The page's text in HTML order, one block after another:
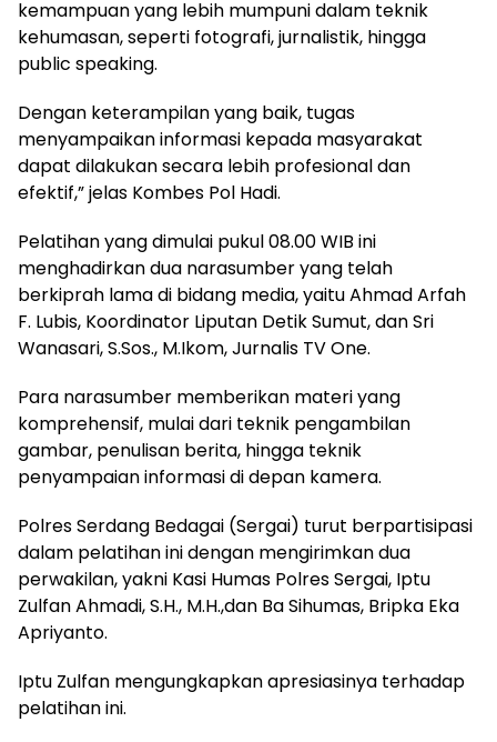
kemampuan yang lebih mumpuni dalam teknik
kehumasan, seperti fotografi, jurnalistik, hingga
public speaking.
Dengan keterampilan yang baik, tugas
menyampaikan informasi kepada masyarakat
dapat dilakukan secara lebih profesional dan
efektif,” jelas Kombes Pol Hadi.
Pelatihan yang dimulai pukul 08.00 WIB ini
menghadirkan dua narasumber yang telah
berkiprah lama di bidang media, yaitu Ahmad Arfah
F. Lubis, Koordinator Liputan Detik Sumut, dan Sri
Wanasari, S.Sos., M.Ikom, Jurnalis TV One.
Para narasumber memberikan materi yang
komprehensif, mulai dari teknik pengambilan
gambar, penulisan berita, hingga teknik
penyampaian informasi di depan kamera.
Polres Serdang Bedagai (Sergai) turut berpartisipasi
dalam pelatihan ini dengan mengirimkan dua
perwakilan, yakni Kasi Humas Polres Sergai, Iptu
Zulfan Ahmadi, S.H., M.H.,dan Ba Sihumas, Bripka Eka
Apriyanto.
Iptu Zulfan mengungkapkan apresiasinya terhadap
pelatihan ini.